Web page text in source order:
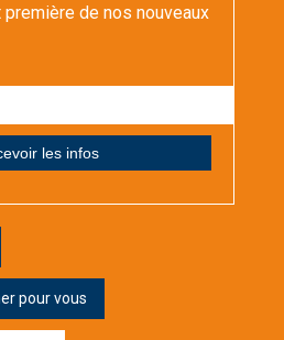
de nos nouveaux
pour vous